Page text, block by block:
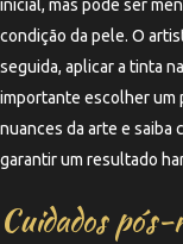
inicial, mas pode ser
condição da pele. O
seguida, aplicar a tinta
importante escolher um
nuances da arte e saiba
garantir um resultado
Cuidados